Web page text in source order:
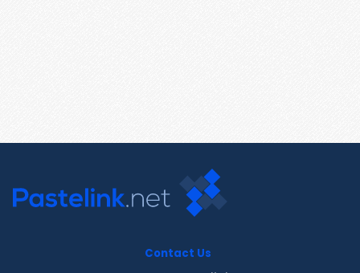
Contact Us